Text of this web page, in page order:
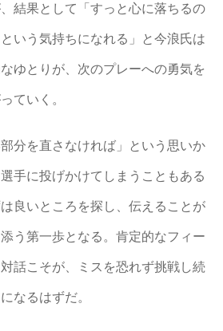
結果として「すっと心に落ちるの
いう気持ちになれる」と今浪氏は
ゆとりが、次のプレーへの勇気を
ていく。
分を直さなければ」という思いか
手に投げかけてしまうこともある
良いところを探し、伝えることが
う第一歩となる。肯定的なフィー
話こそが、ミスを恐れず挑戦し続
なるはずだ。